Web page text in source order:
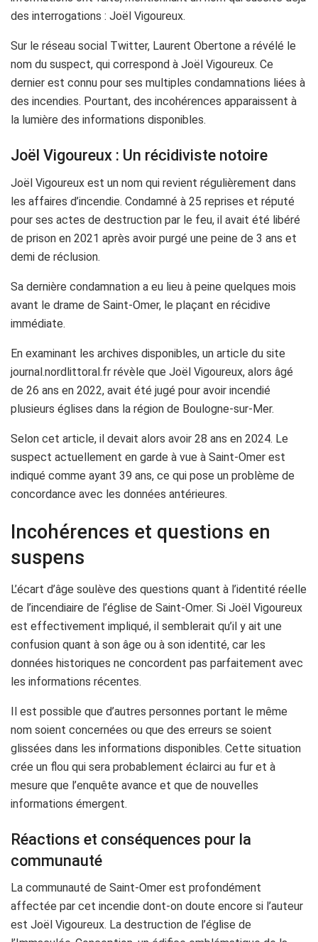
des interrogations : Joël Vigoureux.
Sur le réseau social Twitter, Laurent Obertone a révélé le
nom du suspect, qui correspond à Joël Vigoureux. Ce
dernier est connu pour ses multiples condamnations liées à
des incendies. Pourtant, des incohérences apparaissent à
la lumière des informations disponibles.
Joël Vigoureux : Un récidiviste notoire
Joël Vigoureux est un nom qui revient régulièrement dans
les affaires d’incendie. Condamné à 25 reprises et réputé
pour ses actes de destruction par le feu, il avait été libéré
de prison en 2021 après avoir purgé une peine de 3 ans et
demi de réclusion.
Sa dernière condamnation a eu lieu à peine quelques mois
avant le drame de Saint-Omer, le plaçant en récidive
immédiate.
En examinant les archives disponibles, un article du site
journal.nordlittoral.fr révèle que Joël Vigoureux, alors âgé
de 26 ans en 2022, avait été jugé pour avoir incendié
plusieurs églises dans la région de Boulogne-sur-Mer.
Selon cet article, il devait alors avoir 28 ans en 2024. Le
suspect actuellement en garde à vue à Saint-Omer est
indiqué comme ayant 39 ans, ce qui pose un problème de
concordance avec les données antérieures.
Incohérences et questions en
suspens
L’écart d’âge soulève des questions quant à l’identité réelle
de l’incendiaire de l’église de Saint-Omer. Si Joël Vigoureux
est effectivement impliqué, il semblerait qu’il y ait une
confusion quant à son âge ou à son identité, car les
données historiques ne concordent pas parfaitement avec
les informations récentes.
Il est possible que d’autres personnes portant le même
nom soient concernées ou que des erreurs se soient
glissées dans les informations disponibles. Cette situation
crée un flou qui sera probablement éclairci au fur et à
mesure que l’enquête avance et que de nouvelles
informations émergent.
Réactions et conséquences pour la
communauté
La communauté de Saint-Omer est profondément
affectée par cet incendie dont-on doute encore si l’auteur
est Joël Vigoureux. La destruction de l’église de